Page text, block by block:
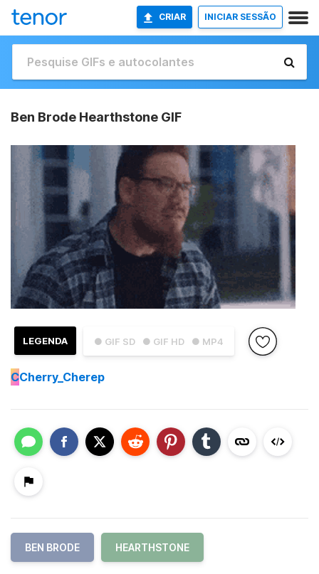
CRIAR INICIAR SESSÃO
Ben Brode Hearthstone GIF
● GIF SD ● GIF HD ● MP4
LEGENDA
CCherry_Cherep
BEN BRODE HEARTHSTONE